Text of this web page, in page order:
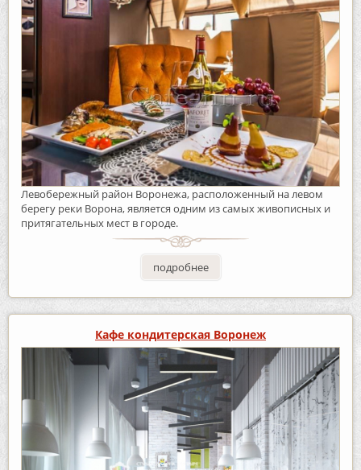
Левобережный район Воронежа, расположенный на левом
берегу реки Ворона, является одним из самых живописных и
притягательных мест в городе.
подробнее
Кафе кондитерская Воронеж